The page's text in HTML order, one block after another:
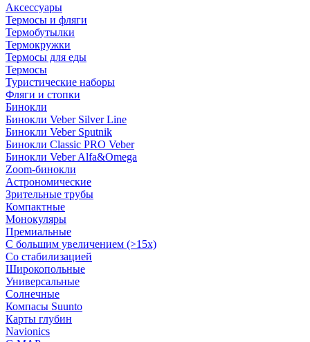
Аксессуары
Термосы и фляги
Термобутылки
Термокружки
Термосы для еды
Термосы
Туристические наборы
Фляги и стопки
Бинокли
Бинокли Veber Silver Line
Бинокли Veber Sputnik
Бинокли Classic PRO Veber
Бинокли Veber Alfa&Omega
Zoom-бинокли
Астрономические
Зрительные трубы
Компактные
Монокуляры
Премиальные
С большим увеличением (>15x)
Со стабилизацией
Широкопольные
Универсальные
Солнечные
Компасы Suunto
Карты глубин
Navionics